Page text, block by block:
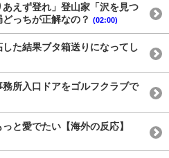
えず登れ」登山家「沢を見つ
っちが正解なの？ (02:00)
た結果ブタ箱送りになってし
所入口ドアをゴルフクラブで
と愛でたい【海外の反応】